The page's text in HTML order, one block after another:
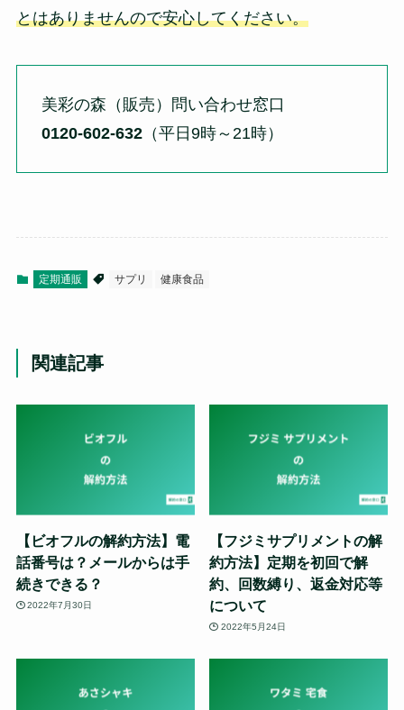
とはありませんので安心してください。
美彩の森（販売）問い合わせ窓口
0120-602-632（平日9時～21時）
定期通販 サプリ 健康食品
関連記事
【ビオフルの解約方法】電
話番号は？メールからは手
続きできる？
2022年7月30日
【フジミサプリメントの解
約方法】定期を初回で解
約、回数縛り、返金対応等
について
2022年5月24日